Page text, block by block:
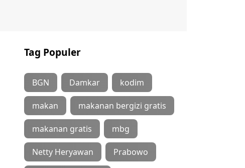
Tag Populer
BGN Damkar kodim
makan makanan bergizi gratis
makanan gratis mbg
Netty Heryawan Prabowo